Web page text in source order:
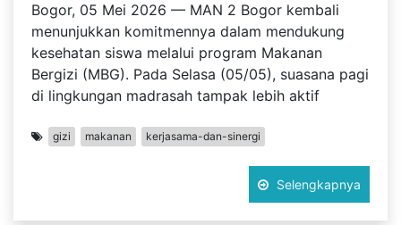
Bogor, 05 Mei 2026 — MAN 2 Bogor kembali
menunjukkan komitmennya dalam mendukung
kesehatan siswa melalui program Makanan
Bergizi (MBG). Pada Selasa (05/05), suasana pagi
di lingkungan madrasah tampak lebih aktif
gizi makanan kerjasama-dan-sinergi
Selengkapnya